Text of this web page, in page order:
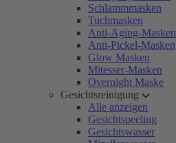
Schlammmasken
Tuchmasken
Anti-Aging-Masken
Anti-Pickel-Masken
Glow Masken
Mitesser-Masken
Overnight Maske
Gesichtsreinigung
Alle anzeigen
Gesichtspeeling
Gesichtswasser